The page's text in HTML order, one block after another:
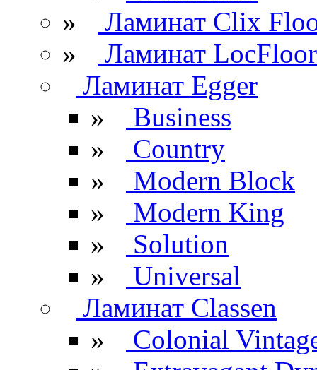
»
Ламинат Clix
»
Ламинат LocFloor
Ламинат Egger
»
Business
»
Country
»
Modern Block
»
Modern King
»
Solution
»
Universal
Ламинат Classen
»
Colonial